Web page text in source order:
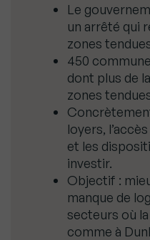
Le
un arrêté qui
zones
450
dont plus de
zones
loyers,
et les
investir.
Objectif :
manque de
secteurs où
comme à